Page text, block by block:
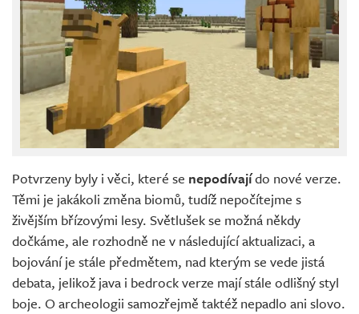
Potvrzeny byly i věci, které se nepodívajído nové verze.
Těmi je jakákoli změna biomů, tudíž nepočítejme s
živějším břízovými lesy. Světlušek se možná někdy
dočkáme, ale rozhodně ne v následující aktualizaci, a
bojování je stále předmětem, nad kterým se vede jistá
debata, jelikož java i bedrock verze mají stále odlišný styl
boje. O archeologii samozřejmě taktéž nepadlo ani slovo.